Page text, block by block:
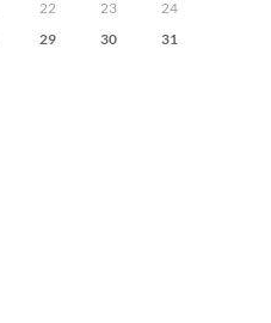
22 23
24
29 30
31